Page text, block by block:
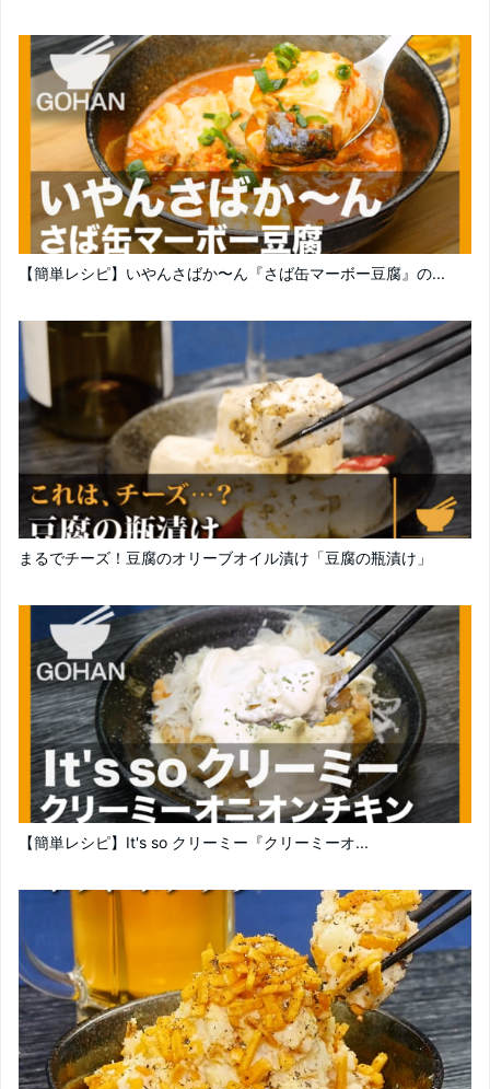
【簡単レシピ】いやんさばか〜ん『さば缶マーボー豆腐』の...
まるでチーズ！豆腐のオリーブオイル漬け「豆腐の瓶漬け」
【簡単レシピ】It's so クリーミー『クリーミーオ...